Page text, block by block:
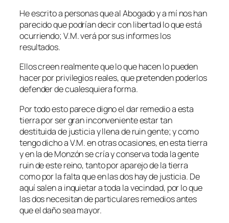
He escrito a personas que al Abogado y a mí nos han
parecido que podrían decir con libertad lo que está
ocurriendo; V.M. verá por sus informes los
resultados.
Ellos creen realmente que lo que hacen lo pueden
hacer por privilegios reales, que pretenden poderlos
defender de cualesquiera forma.
Por todo esto parece digno el dar remedio a esta
tierra por ser gran inconveniente estar tan
destituida de justicia y llena de ruin gente; y como
tengo dicho a V.M. en otras ocasiones, en esta tierra
y en la de Monzón se cría y conserva toda la gente
ruin de este reino, tanto por aparejo de la tierra
como por la falta que en las dos hay de justicia. De
aquí salen a inquietar a toda la vecindad, por lo que
las dos necesitan de particulares remedios antes
que el daño sea mayor.